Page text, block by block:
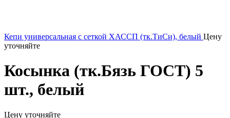
Кепи универсальная с сеткой ХАССП (тк.ТиСи), белый Цену
уточняйте
Косынка (тк.Бязь ГОСТ) 5
шт., белый
Цену уточняйте